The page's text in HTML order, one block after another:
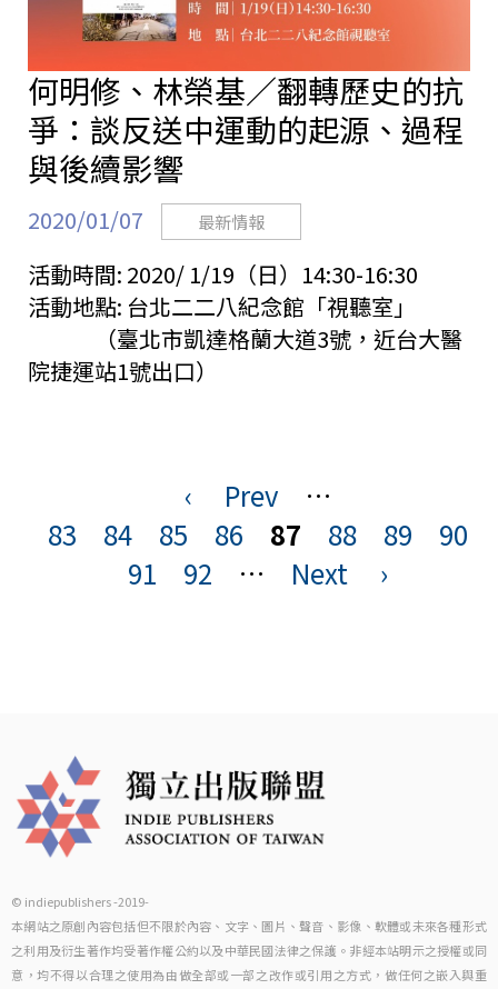
何明修、林榮基／翻轉歷史的抗
爭：談反送中運動的起源、過程
與後續影響
2020/01/07 最新情報
活動時間: 2020/ 1/19（日）14:30-16:30
活動地點: 台北二二八紀念館「視聽室」
（臺北市凱達格蘭大道3號，近台大醫
院捷運站1號出口）
面
‹ Prev
…
83
84 85 86 87 88 89
90
91
92 … Next ›
© indiepublishers -2019-
本網站之原創內容包括但不限於內容、文字、圖片、聲音、影像、軟體或未來各種形式
之利用及衍生著作均受著作權公約以及中華民國法律之保護。非經本站明示之授權或同
意，均不得以合理之使用為由做全部或一部之改作或引用之方式，做任何之嵌入與重